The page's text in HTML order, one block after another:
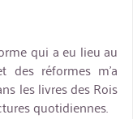
qui a eu lieu au
des réformes m’a
les livres des Rois
quotidiennes.